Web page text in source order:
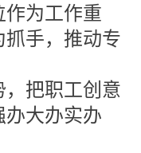
作为工作重
抓手，推动专
把职工创意
办大办实办